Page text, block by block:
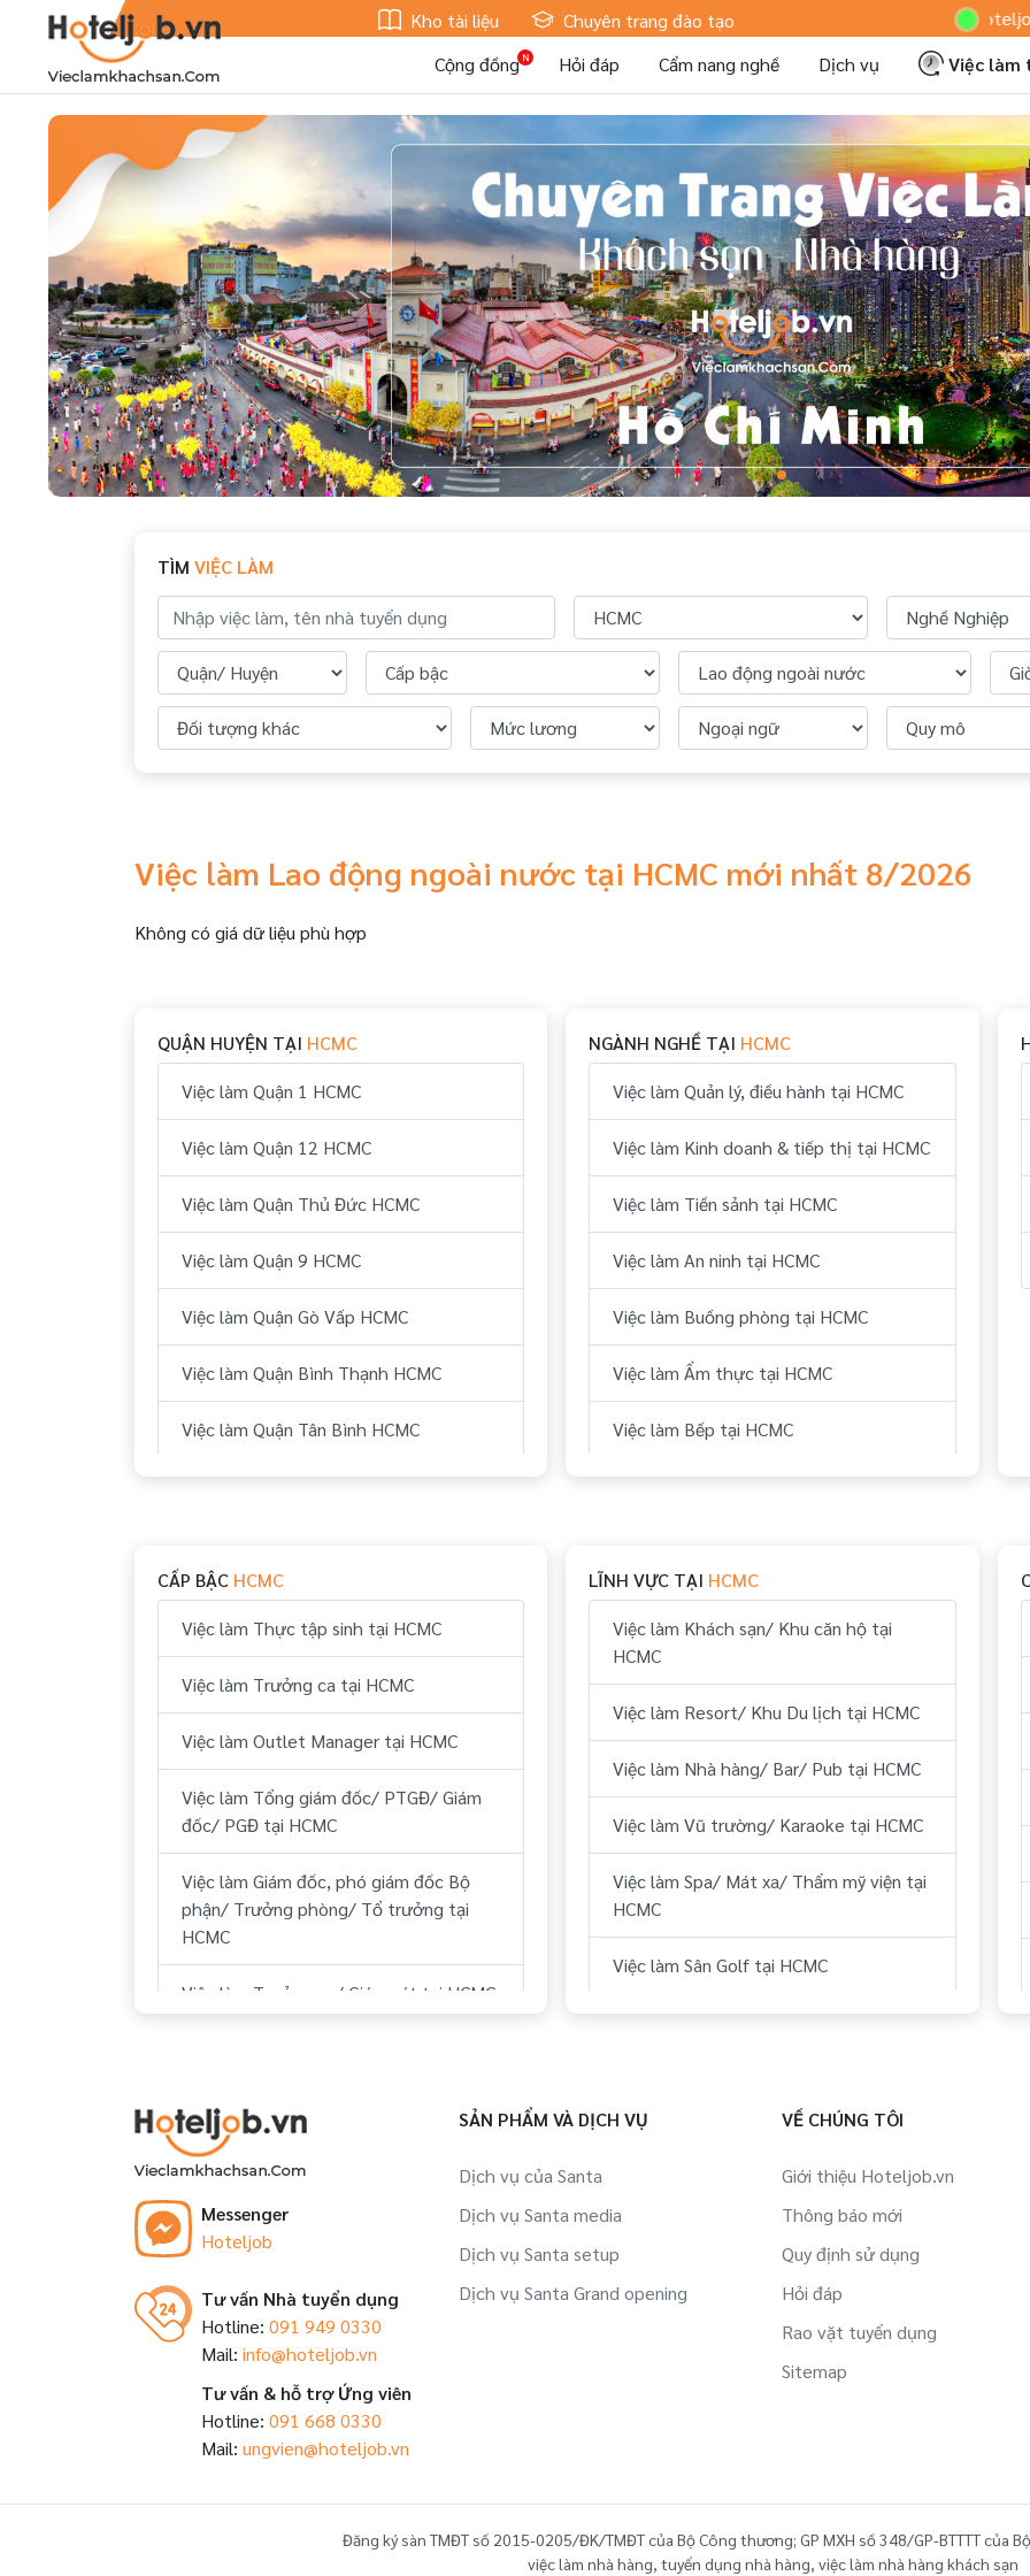
Kho tài liệu Chuyên trang đào tạo Hoteljob
Cộng đồng
Hỏi đáp Cẩm nang nghề Dịch vụ
Việc làm
TÌM VIỆC LÀM
Việc làm Lao động ngoài nước tại HCMC mới nhất 8/2026
Không có giá dữ liệu phù hợp
QUẬN HUYỆN TẠI HCMC
Việc làm Quận 1 HCMC
Việc làm Quận 12 HCMC
Việc làm Quận Thủ Đức HCMC
Việc làm Quận 9 HCMC
Việc làm Quận Gò Vấp HCMC
Việc làm Quận Bình Thạnh HCMC
Việc làm Quận Tân Bình HCMC
Việc làm Quận 2 HCMC
Việc làm Quận 3 HCMC
Việc làm Quận 10 HCMC
Việc làm Quận 11 HCMC
Việc làm Quận 4 HCMC
Việc làm Quận 5 HCMC
Việc làm Quận 6 HCMC
Việc làm Quận 8 HCMC
Việc làm Quận 7 HCMC
Việc làm Huyện Củ Chi HCMC
Việc làm Huyện Hóc Môn HCMC
Việc làm Huyện Nhà Bè HCMC
Việc làm Huyện Cần Giờ HCMC
NGÀNH NGHỀ TẠI HCMC
Việc làm Quản lý, điều hành tại HCMC
Việc làm Kinh doanh & tiếp thị tại HCMC
Việc làm Tiền sảnh tại HCMC
Việc làm An ninh tại HCMC
Việc làm Buồng phòng tại HCMC
Việc làm Ẩm thực tại HCMC
Việc làm Bếp tại HCMC
Việc làm Hành chính, nhân sự tại HCMC
Việc làm Tài chính, kế toán tại HCMC
Việc làm Kỹ thuật tại HCMC
Việc làm Lái xe tại HCMC
Việc làm Lữ hành/ Du lịch (HDV, ĐH
Tour...) tại HCMC
Việc làm Y tế tại HCMC
Việc làm Dự án BĐS/ Quản lý tòa nhà tại
Việc làm Việc làm sinh viên tại HCMC
Việc làm Khác tại HCMC
CẤP BẬC HCMC
Việc làm Thực tập sinh tại HCMC
Việc làm Trưởng ca tại HCMC
Việc làm Outlet Manager tại HCMC
Việc làm Tổng giám đốc/ PTGĐ/ Giám
đốc/ PGĐ tại HCMC
Việc làm Giám đốc, phó giám đốc Bộ
phận/ Trưởng phòng/ Tổ trưởng tại
HCMC
Việc làm Trưởng ca/ Giám sát tại HCMC
Việc làm Đào tạo viên tại HCMC
Việc làm Trợ lý, thư ký tại HCMC
Việc làm Nhân viên tại HCMC
LĨNH VỰC TẠI HCMC
Việc làm Khách sạn/ Khu căn hộ tại
HCMC
Việc làm Resort/ Khu Du lịch tại HCMC
Việc làm Nhà hàng/ Bar/ Pub tại HCMC
Việc làm Vũ trường/ Karaoke tại HCMC
Việc làm Spa/ Mát xa/ Thẩm mỹ viện tại
HCMC
Việc làm Sân Golf tại HCMC
Việc làm Du thuyền tại HCMC
Việc làm Siêu thị/ Rạp phim/ Dịch vụ
Việc làm Cà phê/ Quán ăn/ Nhà nghỉ
Messenger
Hoteljob
Tư vấn Nhà tuyển dụng
Hotline: 091 949 0330
Mail: info@hoteljob.vn
Tư vấn & hỗ trợ Ứng viên
Hotline: 091 668 0330
Mail: ungvien@hoteljob.vn
SẢN PHẨM VÀ DỊCH VỤ
Dịch vụ của Santa
Dịch vụ Santa media
Dịch vụ Santa setup
Dịch vụ Santa Grand opening
VỀ CHÚNG TÔI
Giới thiệu Hoteljob.vn
Thông báo mới
Quy định sử dụng
Hỏi đáp
Rao vặt tuyển dụng
Sitemap
Đăng ký sàn TMĐT số 2015-0205/ĐK/TMĐT của Bộ Công thương; GP MXH số 348/GP-BTTTT của
việc làm nhà hàng, tuyển dụng nhà hàng, việc làm nhà hàng khách sạn